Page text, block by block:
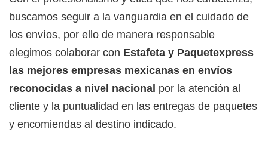
buscamos seguir a la vanguardia en el cuidado de
los envíos, por ello de manera responsable
elegimos colaborar con Estafeta y Paquetexpress
las mejores empresas mexicanas en envíos
reconocidas a nivel nacional por la atención al
cliente y la puntualidad en las entregas de paquetes
y encomiendas al destino indicado.